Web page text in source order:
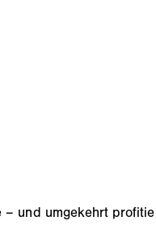
und umgekehrt